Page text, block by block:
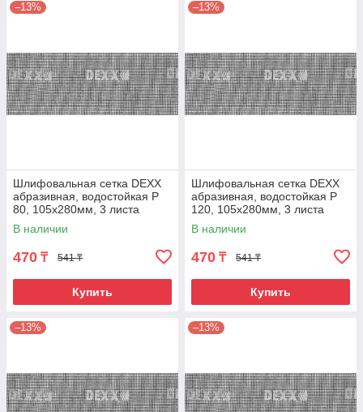
–13%
Шлифовальная сетка DEXX
абразивная, водостойкая Р
80, 105х280мм, 3 листа
В наличии
470 ₸ 541 ₸
Купить
–13%
Шлифовальная сетка DEXX
абразивная, водостойкая Р
120, 105х280мм, 3 листа
В наличии
470 ₸ 541 ₸
Купить
–13% –13%